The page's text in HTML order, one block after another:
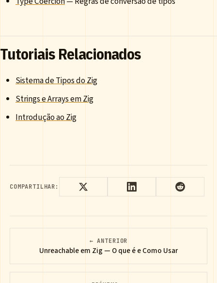
Tutoriais Relacionados
Sistema de Tipos do Zig
Strings e Arrays em Zig
Introdução ao Zig
COMPARTILHAR:
← ANTERIOR
Unreachable em Zig — O que é e Como Usar